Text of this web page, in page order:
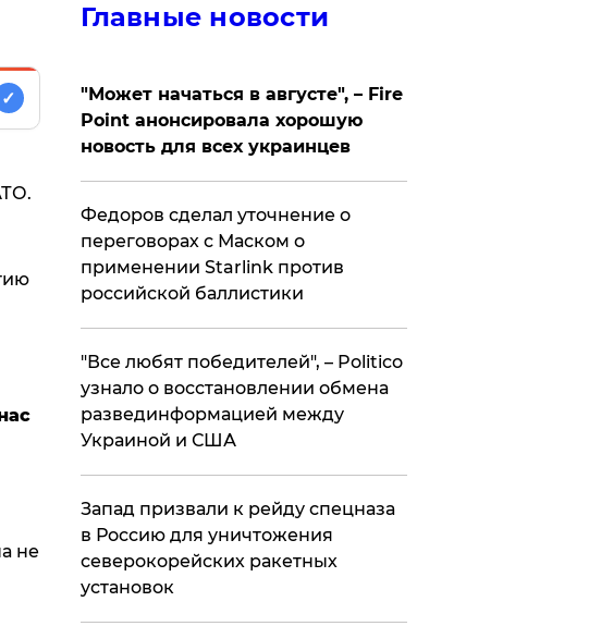
✓
не
Главные новости
"Может начаться в августе", – Fire
Point анонсировала хорошую
новость для всех украинцев
Федоров сделал уточнение о
переговорах с Маском о
применении Starlink против
российской баллистики
​"Все любят победителей", – Politico
узнало о восстановлении обмена
развединформацией между
Украиной и США
Запад призвали к рейду спецназа
в Россию для уничтожения
северокорейских ракетных
установок